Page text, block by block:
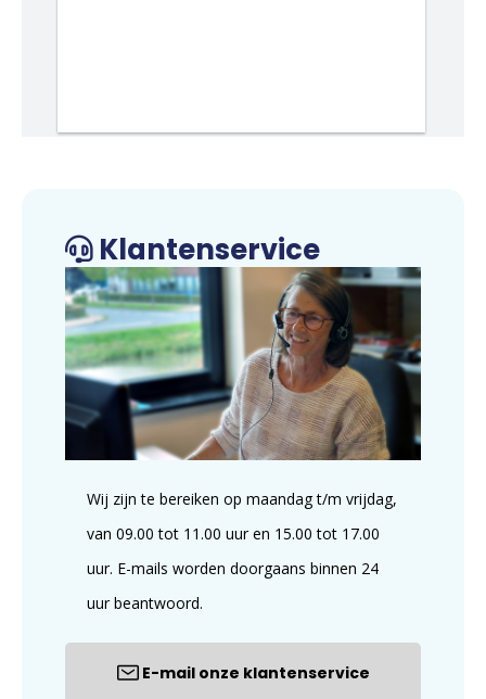
Klantenservice
Wij zijn te bereiken op maandag t/m vrijdag,
van 09.00 tot 11.00 uur en 15.00 tot 17.00
uur. E-mails worden doorgaans binnen 24
uur beantwoord.
E-mail onze klantenservice